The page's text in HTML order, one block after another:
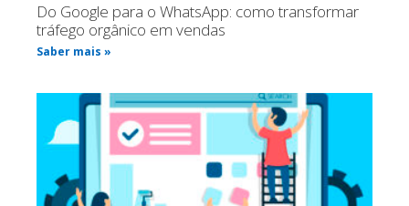
Do Google para o WhatsApp: como transformar
tráfego orgânico em vendas
Saber mais »